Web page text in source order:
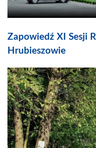
Zapowiedź XI Sesji
Hrubieszowie